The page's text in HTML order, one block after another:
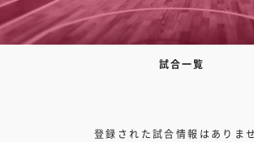
試合一覧
登録された試合情報はありま